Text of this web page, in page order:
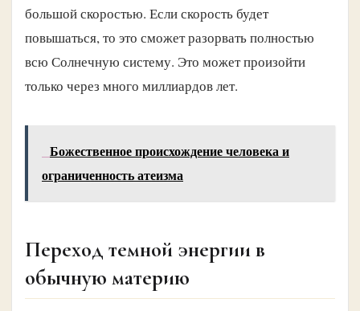
большой скоростью. Если скорость будет
повышаться, то это сможет разорвать полностью
всю Солнечную систему. Это может произойти
только через много миллиардов лет.
Божественное происхождение человека и
ограниченность атеизма
Переход темной энергии в
обычную материю